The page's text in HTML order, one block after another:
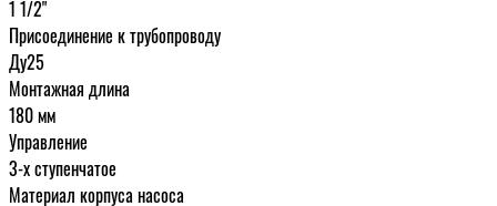
1 1/2"
Присоединение к трубопроводу
Ду25
Монтажная длина
180 мм
Управление
3-х ступенчатое
Материал корпуса насоса